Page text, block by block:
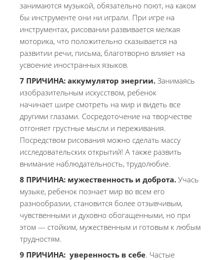
занимаются музыкой, обязательно поют, на каком
бы инструменте они ни играли. При игре на
инструментах, рисовании развивается мелкая
моторика, что положительно сказывается на
развитии речи, письма, благотворно влияет на
усвоение иностранных языков.
7 ПРИЧИНА: аккумулятор энергии. Занимаясь
изобразительным искусством, ребенок
начинает шире смотреть на мир и видеть все
другими глазами. Сосредоточение на творчестве
отгоняет грустные мысли и переживания.
Посредством рисования можно сделать массу
исследовательских открытий! А также развить
внимание наблюдательность, трудолюбие.
8 ПРИЧИНА: мужественность и доброта. Учась
музыке, ребенок познает мир во всем его
разнообразии, становится более отзывчивым,
чувственными и духовно обогащенными, но при
этом — стойким, мужественным и готовым к любым
трудностям.
9 ПРИЧИНА: уверенность в себе. Частые